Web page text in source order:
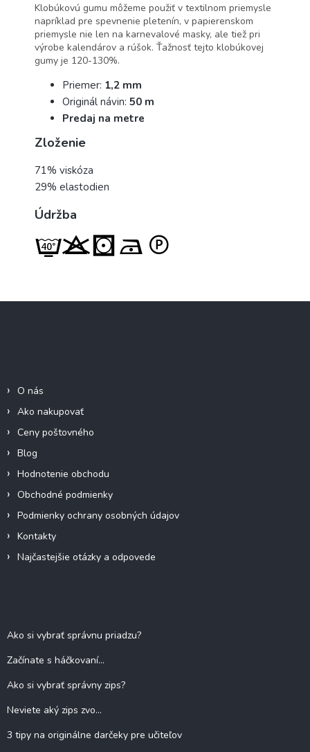
Klobúkovú gumu môžeme použiť v textilnom priemysle
napríklad pre spevnenie pletenín, v papierenskom
priemysle nie len na karnevalové masky, ale tiež pri
výrobe kalendárov a rúšok. Ťažnosť tejto klobúkovej
gumy je 120-130%.
Priemer: 1,2 mm
Originál návin: 50 m
Predaj na metre
Zloženie
71% viskóza
29% elastodien
Údržba
O nás
Ako nakupovať
Ceny poštovného
Blog
Hodnotenie obchodu
Obchodné podmienky
Podmienky ochrany osobných údajov
Kontakty
Najčastejšie otázky a odpovede
Ako si vybrať správnu priadzu?
Začínate s háčkovaní...
Ako si vybrať správny zips?
Neviete aký zips zvo...
3 tipy na originálne darčeky pre učiteľov